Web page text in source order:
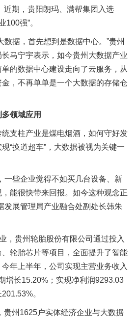
近期，贵阳朗玛、满帮集团入选
100强”。
数据，首先想到是数据中心。”贵州
马宁宇表示，如今贵州大数据产业
的数据中心建设走向了云服务，从
，不再单单是一个大数据的存储仓
领域应用
支柱产业是煤电烟酒，如何守好发
“换道超车”，大数据被视为关键一
一些企业觉得不如买几台设备、新
能很快带来回报。如今这种观念正
发展管理局产业融合处副处长韩朱
，贵州轮胎股份有限公司通过投入
轮胎芯片等项目，全面提升了智能
年上半年，公司实现主营业务收入
增长15.20%；实现净利润9293.03
。
贵州1625户实体经济企业与大数据